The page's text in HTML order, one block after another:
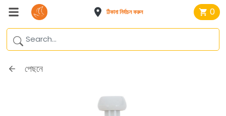
ঠিকানা নির্বাচন করুন 0
পেছনে